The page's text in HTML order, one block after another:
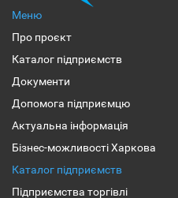
Меню
Про проєкт
Каталог підприємств
Документи
Допомога підприємцю
Актуальна інформація
Бізнес-можливості Харкова
Каталог підприємств
Підприємства торгівлі